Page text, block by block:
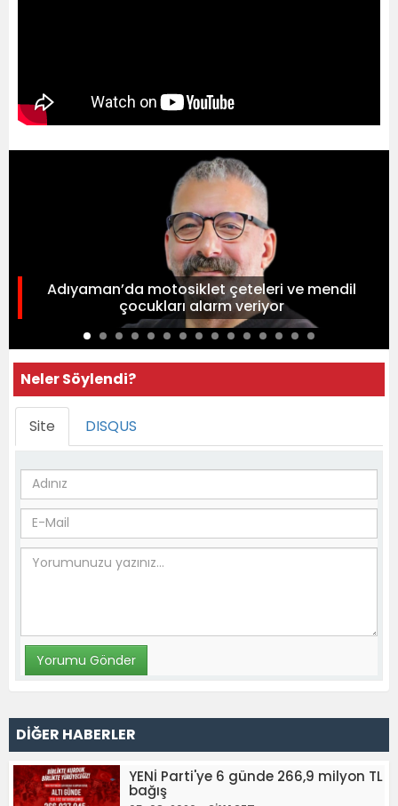
Adıyaman’da motosiklet çeteleri ve mendil
çocukları alarm veriyor
Neler Söylendi?
Site DISQUS
DİĞER HABERLER
YENİ Parti'ye 6 günde 266,9 milyon TL
bağış